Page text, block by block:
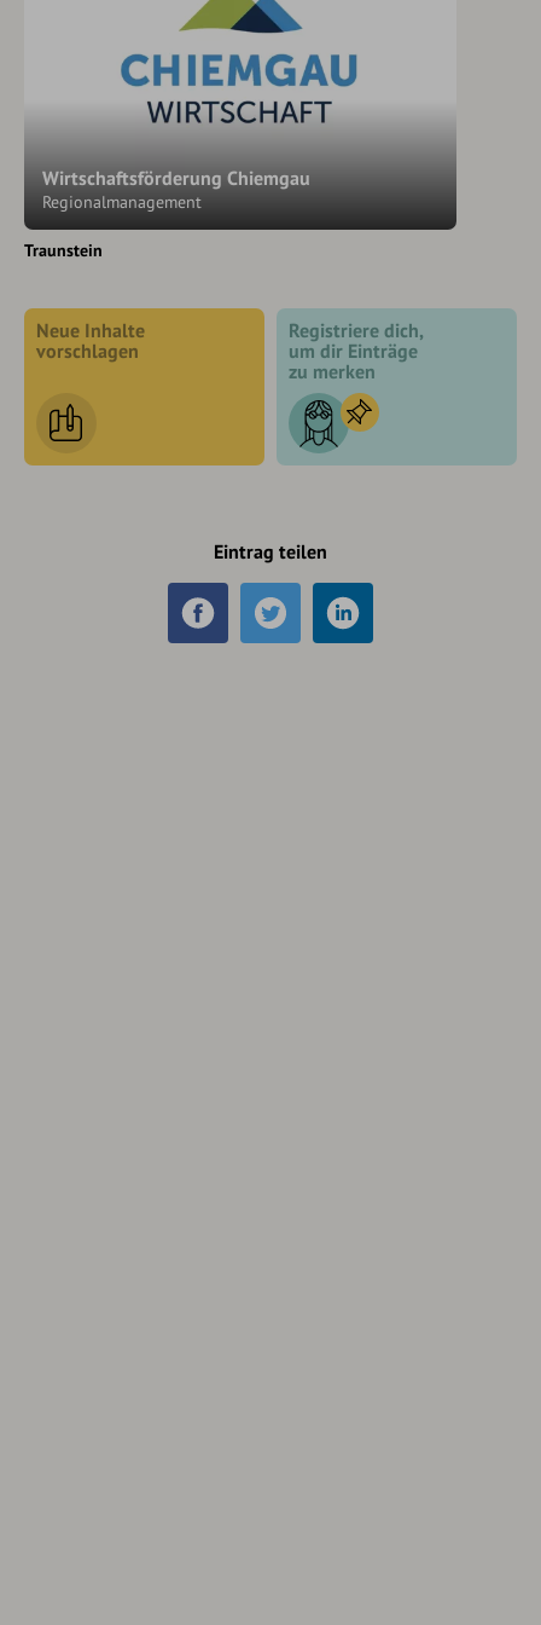
Wirtschaftsförderung Chiemgau
Regionalmanagement
Traunstein
Neue Inhalte
vorschlagen
Registriere dich,
um dir Einträge
zu merken
Eintrag teilen